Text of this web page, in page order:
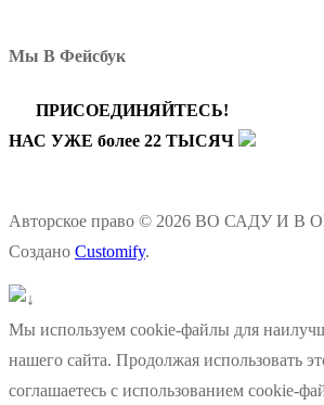
Мы В Фейсбук
ПРИСОЕДИНЯЙТЕСЬ!
НАС УЖЕ более 22 ТЫСЯЧ
Авторское право © 2026 ВО САДУ И
Создано Customify.
Мы используем cookie-файлы для
нашего сайта. Продолжая использовать
соглашаетесь с использованием cookie-